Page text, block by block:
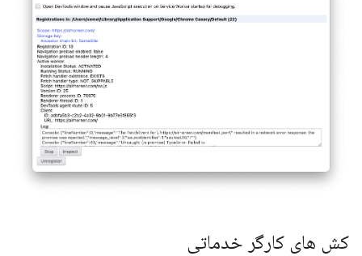
کش های کارگر خدماتی